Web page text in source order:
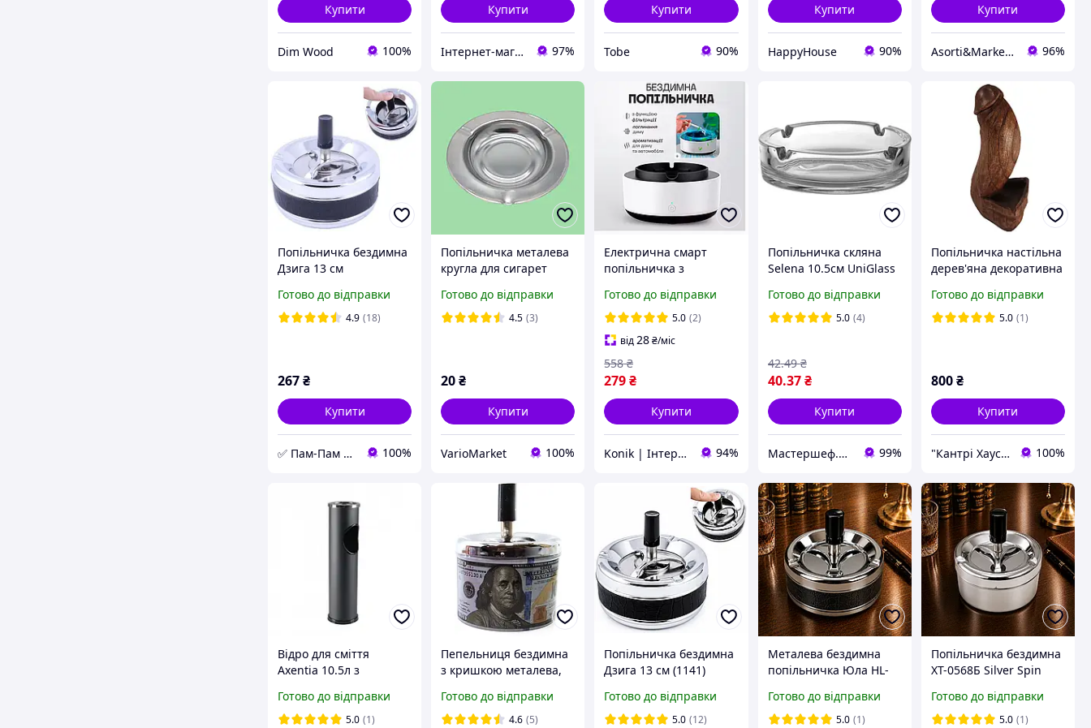
Купити
Dim Wood 100%
Купити
Інтернет-магазин Podarkus: Краса Арома та Фен-Шуй 97%
Купити
Tobe 90%
Купити
HappyHouse 90%
Купити
Asorti&Market Товари для дома-родини 96%
Попільничка бездимна
Дзига 13 см
Готово до відправки
4.9 (18)
267₴
Купити
✅ Пам-Пам ⭐ Магазин Подарунків 100%
Попільничка металева
кругла для сигарет
cm
Готово до відправки
4.5 (3)
20₴
Купити
VarioMarket 100%
Електрична смарт
попільничка з
повітря від
тютюнового диму
Готово до відправки
5.0 (2)
від28₴/міс
279₴
558 ₴
Купити
Konik | Інтернет-магазин 94%
Попільничка скляна
Selena 10.5см UniGlass
Готово до відправки
5.0 (4)
40.37 ₴
42.49 ₴
Купити
Мастершеф.нет Iнтернет магазин посуду та побутової техніки 99%
Попільничка настільна
дерев'яна декоративна
Готово до відправки
5.0 (1)
800₴
Купити
"Кантрі Хаус XXI" 100%
Відро для сміття
Axentia 10.5л з
метал д15 в57см
(251196)
Готово до відправки
5.0 (1)
Пепельниця бездимна
з кришкою металева,
антизапах "100$" SN27
Готово до відправки
4.6 (5)
Попільничка бездимна
Дзига 13 см (1141)
Готово до відправки
5.0 (12)
Металева бездимна
попільничка Юла HL-
Готово до відправки
5.0 (1)
Попільничка бездимна
XT-0568Б Silver Spin
Вихор
Готово до відправки
5.0 (1)